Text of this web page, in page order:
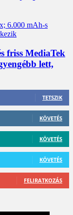
friss MediaTek
lett,
TETSZIK
KÖVETÉS
KÖVETÉS
KÖVETÉS
FELIRATKOZÁS